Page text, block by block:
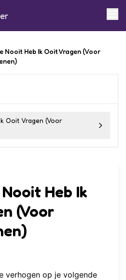
Nooit Heb Ik Ooit Vragen (Voor
Ooit Vragen (Voor
Heb Ik
(Voor
verhogen op je volgende